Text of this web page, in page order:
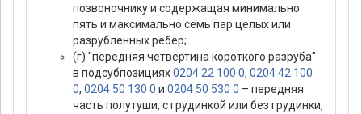
позвоночнику и содержащая минимально
пять и максимально семь пар целых или
разрубленных ребер;
(г) "передняя четвертина короткого разруба"
в подсубпозициях0204 22 100 0, 0204 42 100
0, 0204 50 130 0 и 0204 50 530 0 – передняя
часть полутуши, с грудинкой или без грудинки,